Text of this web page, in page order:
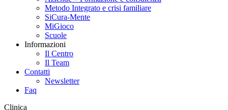
Metodo Integrato e crisi familiare
SiCura-Mente
MiGioco
Scuole
Informazioni
Il Centro
Il Team
Contatti
Newsletter
Faq
Clinica